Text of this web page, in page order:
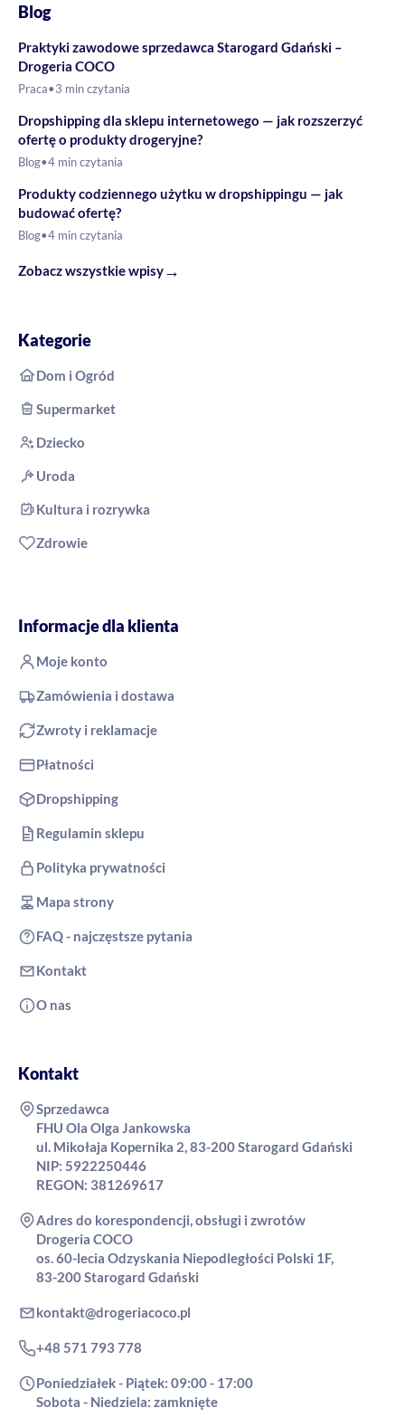
Blog
Praktyki zawodowe sprzedawca Starogard Gdański –
Drogeria COCO
Praca•3 min czytania
Dropshipping dla sklepu internetowego — jak rozszerzyć
ofertę o produkty drogeryjne?
Blog•4 min czytania
Produkty codziennego użytku w dropshippingu — jak
budować ofertę?
Blog•4 min czytania
Zobacz wszystkie wpisy→
Kategorie
Dom i Ogród
Supermarket
Dziecko
Uroda
Kultura i rozrywka
Zdrowie
Informacje dla klienta
Moje konto
Zamówienia i dostawa
Zwroty i reklamacje
Płatności
Dropshipping
Regulamin sklepu
Polityka prywatności
Mapa strony
FAQ - najczęstsze pytania
Kontakt
O nas
Kontakt
Sprzedawca
FHU Ola Olga Jankowska
ul. Mikołaja Kopernika 2, 83-200 Starogard Gdański
NIP: 5922250446
REGON: 381269617
Adres do korespondencji, obsługi i zwrotów
Drogeria COCO
os. 60-lecia Odzyskania Niepodległości Polski 1F,
83-200 Starogard Gdański
kontakt@drogeriacoco.pl
+48 571 793 778
Poniedziałek - Piątek: 09:00 - 17:00
Sobota - Niedziela: zamknięte